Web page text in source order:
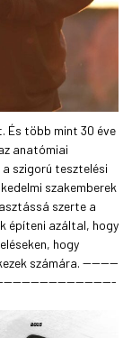
És több mint 30 éve
anatómiai
szigorú tesztelési
szakemberek
szerte a
építeni azáltal, hogy
hogy
számára. --------